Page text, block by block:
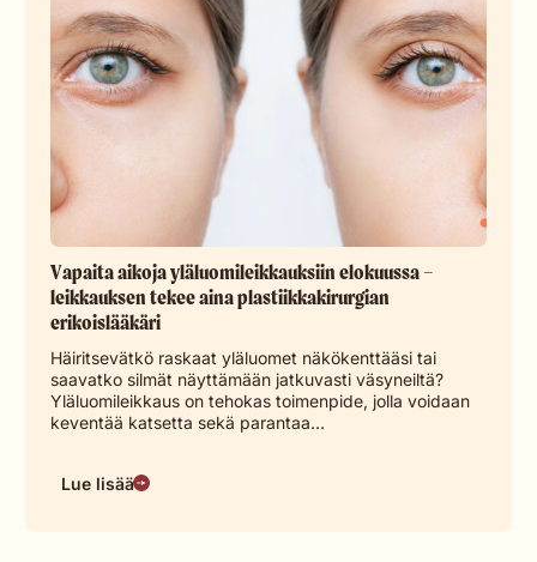
Vapaita aikoja yläluomileikkauksiin elokuussa –
leikkauksen tekee aina plastiikkakirurgian
erikoislääkäri
Häiritsevätkö raskaat yläluomet näkökenttääsi tai
saavatko silmät näyttämään jatkuvasti väsyneiltä?
Yläluomileikkaus on tehokas toimenpide, jolla voidaan
keventää katsetta sekä parantaa…
Lue lisää